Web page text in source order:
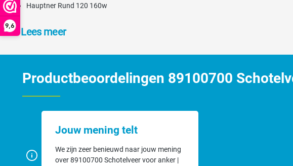
9,6
Hauptner Rund 120 160w
Lees meer
Productbeoordelingen 89100700
Jouw mening telt
We zijn zeer benieuwd naar jouw mening
over 89100700 Schotelveer voor anker |